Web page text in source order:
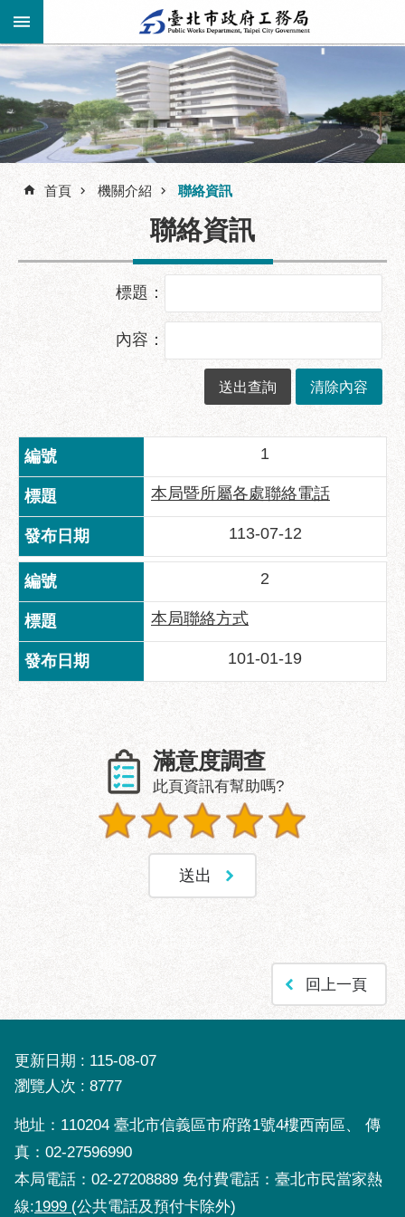
跳到主要內容區塊
進
階
搜
公
告
資
訊
服
關
介
務
資
訊
府
資
訊
公
開
優
良
事
區
性
別
擾
治
廉
園
地
便
民
首頁 機關介紹 聯絡資訊
聯絡資訊
標題：
內容：
1
本局暨所屬各處聯絡電話
113-07-12
2
本局聯絡方式
101-01-19
滿意度調查
此頁資訊有幫助嗎?
回上一頁
更新日期
115-08-07
瀏覽人次
8777
地址：110204 臺北市信義區市府路1號4樓西南區、 傳
真：02-27596990
本局電話：02-27208889 免付費電話：臺北市民當家熱
線:1999 (公共電話及預付卡除外)